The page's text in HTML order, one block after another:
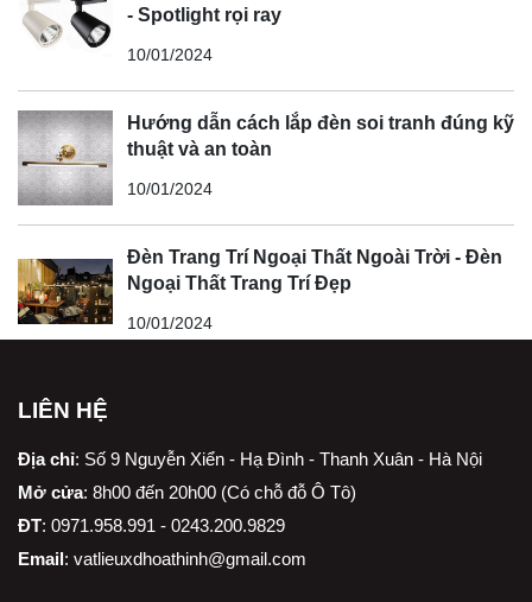
- Spotlight rọi ray
10/01/2024
Hướng dẫn cách lắp đèn soi tranh đúng kỹ
thuật và an toàn
10/01/2024
Đèn Trang Trí Ngoại Thất Ngoài Trời - Đèn
Ngoại Thất Trang Trí Đẹp
10/01/2024
LIÊN HỆ
Địa chỉ: Số 9 Nguyễn Xiển - Hạ Đình - Thanh Xuân - Hà Nội
Mở cửa: 8h00 đến 20h00 (Có chỗ đỗ Ô Tô)
ĐT: 0971.958.991 - 0243.200.9829
Email: vatlieuxdhoathinh@gmail.com